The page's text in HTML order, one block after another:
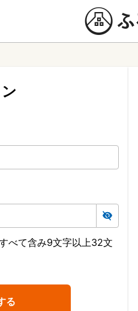
べて含み9文字以上32文